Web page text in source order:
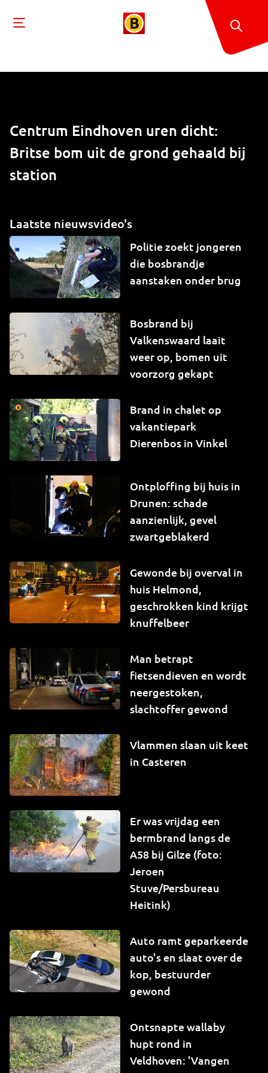
Centrum Eindhoven uren dicht:
Britse bom uit de grond gehaald bij
station
Laatste nieuwsvideo's
Politie zoekt jongeren
die bosbrandje
aanstaken onder brug
Bosbrand bij
Valkenswaard laait
weer op, bomen uit
voorzorg gekapt
Brand in chalet op
vakantiepark
Dierenbos in Vinkel
Ontploffing bij huis in
Drunen: schade
aanzienlijk, gevel
zwartgeblakerd
Gewonde bij overval in
huis Helmond,
geschrokken kind krijgt
knuffelbeer
Man betrapt
fietsendieven en wordt
neergestoken,
slachtoffer gewond
Vlammen slaan uit keet
in Casteren
Er was vrijdag een
bermbrand langs de
A58 bij Gilze (foto:
Jeroen
Stuve/Persbureau
Heitink)
Auto ramt geparkeerde
auto's en slaat over de
kop, bestuurder
gewond
Ontsnapte wallaby
hupt rond in
Veldhoven: 'Vangen